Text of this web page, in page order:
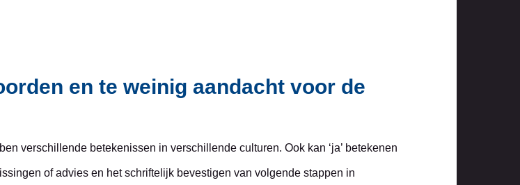
en te weinig aandacht voor de
verschillende betekenissen in verschillende culturen. Ook kan ‘ja’ betekenen
of advies en het schriftelijk bevestigen van volgende stappen in